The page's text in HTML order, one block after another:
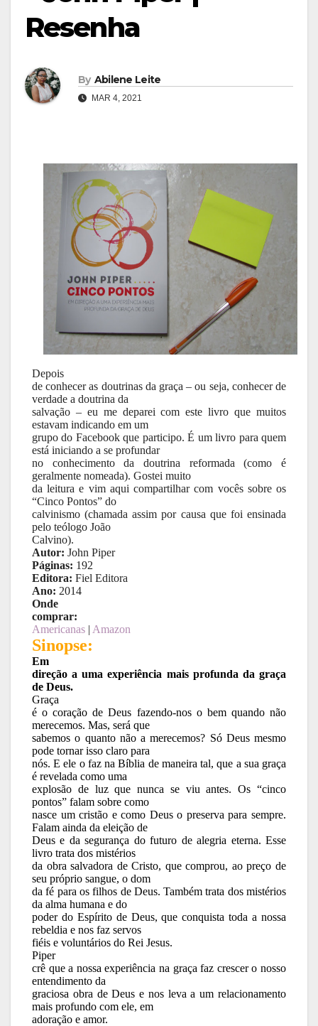
Resenha
By Abilene Leite
MAR 4, 2021
Depois
de conhecer as doutrinas da graça – ou seja, conhecer de
verdade a doutrina da
salvação – eu me deparei com este livro que muitos
estavam indicando em um
grupo do Facebook que participo. É um livro para quem
está iniciando a se profundar
no conhecimento da doutrina reformada (como é
geralmente nomeada). Gostei muito
da leitura e vim aqui compartilhar com vocês sobre os
“Cinco Pontos” do
calvinismo (chamada assim por causa que foi ensinada
pelo teólogo João
Calvino).
Autor: John Piper
Páginas: 192
Editora: Fiel Editora
Ano: 2014
Onde
comprar:
Americanas | Amazon
Sinopse:
Em
direção a uma experiência mais profunda da graça
de Deus.
Graça
é o coração de Deus fazendo-nos o bem quando não
merecemos. Mas, será que
sabemos o quanto não a merecemos? Só Deus mesmo
pode tornar isso claro para
nós. E ele o faz na Bíblia de maneira tal, que a sua graça
é revelada como uma
explosão de luz que nunca se viu antes. Os “cinco
pontos” falam sobre como
nasce um cristão e como Deus o preserva para sempre.
Falam ainda da eleição de
Deus e da segurança do futuro de alegria eterna. Esse
livro trata dos mistérios
da obra salvadora de Cristo, que comprou, ao preço de
seu próprio sangue, o dom
da fé para os filhos de Deus. Também trata dos mistérios
da alma humana e do
poder do Espírito de Deus, que conquista toda a nossa
rebeldia e nos faz servos
fiéis e voluntários do Rei Jesus.
Piper
crê que a nossa experiência na graça faz crescer o nosso
entendimento da
graciosa obra de Deus e nos leva a um relacionamento
mais profundo com ele, em
adoração e amor.